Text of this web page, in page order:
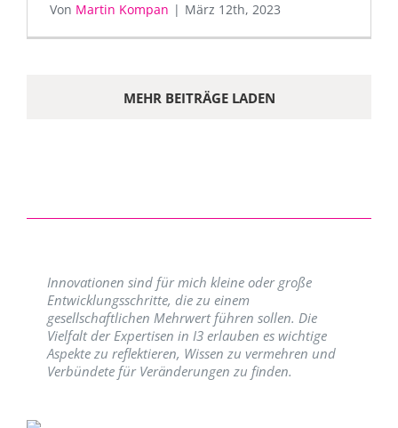
Von Martin Kompan | März 12th, 2023
MEHR BEITRÄGE LADEN
Innovationen sind für mich kleine oder große
Entwicklungsschritte, die zu einem
gesellschaftlichen Mehrwert führen sollen. Die
Vielfalt der Expertisen in I3 erlauben es wichtige
Aspekte zu reflektieren, Wissen zu vermehren und
Verbündete für Veränderungen zu finden.